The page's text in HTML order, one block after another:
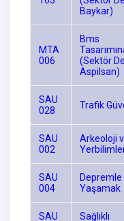
Baykar)
MTA
006
Bms
(Sektör
Aspilsan)
SAU
028
Trafik
SAU
002
Arkeoloji
SAU
004
Depremle
Yaşamak
SAU Sağlıklı